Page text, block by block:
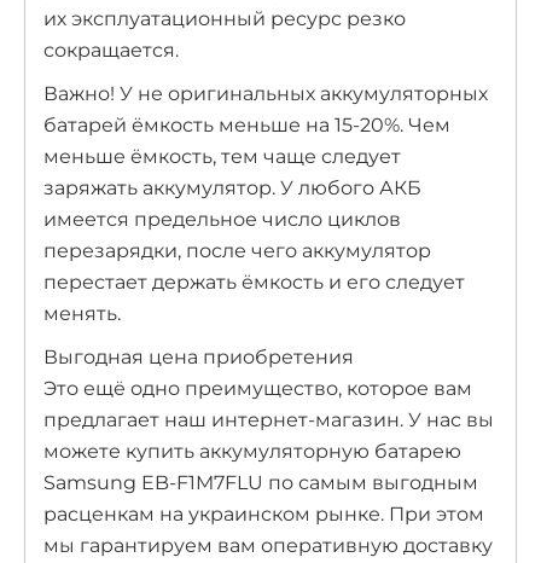
их эксплуатационный ресурс резко
сокращается.
Важно! У не оригинальных аккумуляторных
батарей ёмкость меньше на 15-20%. Чем
меньше ёмкость, тем чаще следует
заряжать аккумулятор. У любого АКБ
имеется предельное число циклов
перезарядки, после чего аккумулятор
перестает держать ёмкость и его следует
менять.
Выгодная цена приобретения
Это ещё одно преимущество, которое вам
предлагает наш интернет-магазин. У нас вы
можете купить аккумуляторную батарею
Samsung EB-F1M7FLU по самым выгодным
расценкам на украинском рынке. При этом
мы гарантируем вам оперативную доставку